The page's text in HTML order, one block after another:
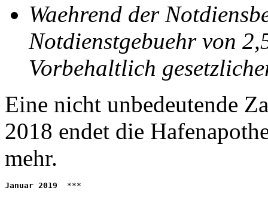
Waehrend der
Notdienstgebuehr von
Vorbehaltlich
Eine nicht unbedeutende
2018 endet die
mehr.
Januar 2019
  ***